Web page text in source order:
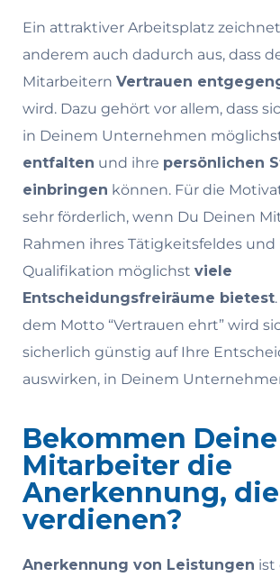
Ein attraktiver Arbeitsplatz
anderem auch dadurch aus, dass
Mitarbeitern Vertrauen
wird. Dazu gehört vor allem, dass
in Deinem Unternehmen
entfalten und ihre persönlichen
einbringen können. Für die
sehr förderlich, wenn Du Deinen
Rahmen ihres Tätigkeitsfeldes und
Qualifikation möglichst viele
Entscheidungsfreiräume bietest
dem Motto “Vertrauen ehrt” wird
sicherlich günstig auf Ihre
auswirken, in Deinem
Bekommen Deine
Mitarbeiter die
Anerkennung,
verdienen?
Anerkennung von Leistungen ist